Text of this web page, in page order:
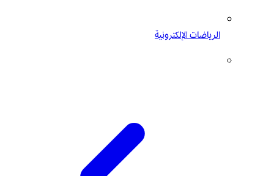
الرياضات الإلكترونية